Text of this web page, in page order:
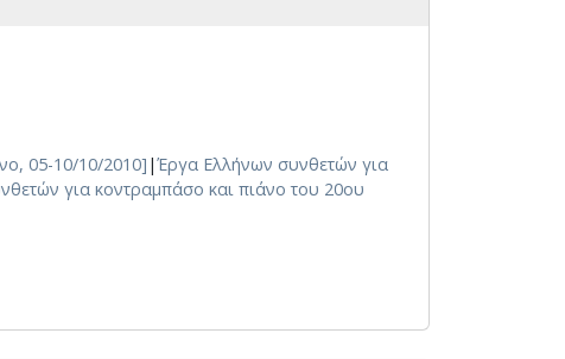
05-10/10/2010] |Έργα Ελλήνων συνθετών για
για κοντραμπάσο και πιάνο του 20ου